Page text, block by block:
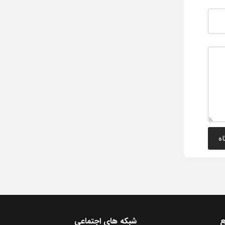
شبکه های اجتماعی